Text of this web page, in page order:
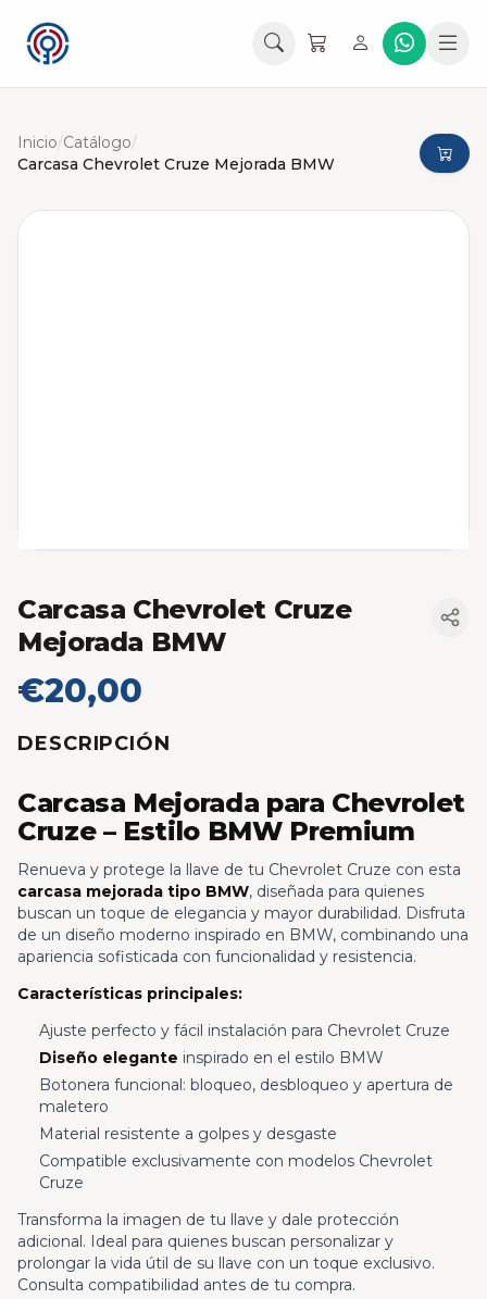
Inicio/Catálogo/
Carcasa Chevrolet Cruze Mejorada BMW
Carcasa Chevrolet Cruze
Mejorada BMW
€20,00
DESCRIPCIÓN
Carcasa Mejorada para Chevrolet
Cruze – Estilo BMW Premium
Renueva y protege la llave de tu Chevrolet Cruze con esta
carcasa mejorada tipo BMW, diseñada para quienes
buscan un toque de elegancia y mayor durabilidad. Disfruta
de un diseño moderno inspirado en BMW, combinando una
apariencia sofisticada con funcionalidad y resistencia.
Características principales:
Ajuste perfecto y fácil instalación para Chevrolet Cruze
Diseño elegante inspirado en el estilo BMW
Botonera funcional: bloqueo, desbloqueo y apertura de
maletero
Material resistente a golpes y desgaste
Compatible exclusivamente con modelos Chevrolet
Cruze
Transforma la imagen de tu llave y dale protección
adicional. Ideal para quienes buscan personalizar y
prolongar la vida útil de su llave con un toque exclusivo.
Consulta compatibilidad antes de tu compra.